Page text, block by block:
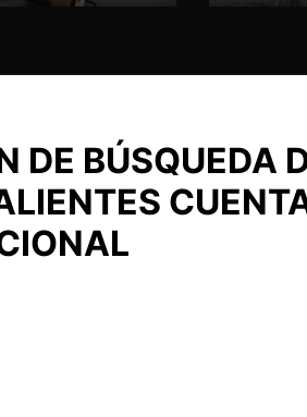
DE BÚSQUEDA